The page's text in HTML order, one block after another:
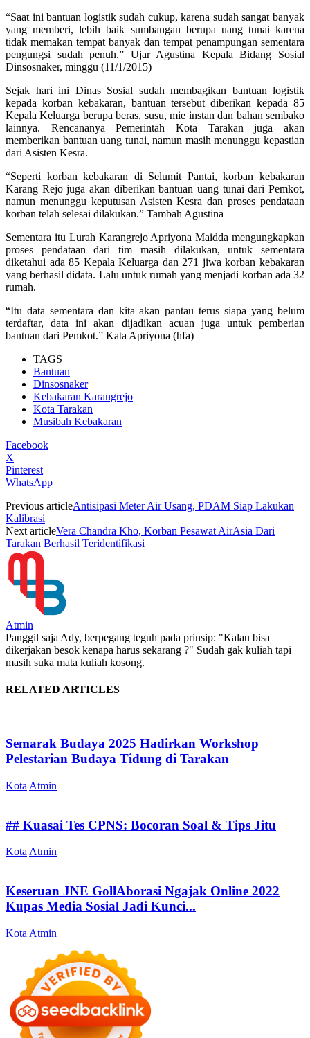
“Saat ini bantuan logistik sudah cukup, karena sudah sangat banyak
yang memberi, lebih baik sumbangan berupa uang tunai karena
tidak memakan tempat banyak dan tempat penampungan sementara
pengungsi sudah penuh.” Ujar Agustina Kepala Bidang Sosial
Dinsosnaker, minggu (11/1/2015)
Sejak hari ini Dinas Sosial sudah membagikan bantuan logistik
kepada korban kebakaran, bantuan tersebut diberikan kepada 85
Kepala Keluarga berupa beras, susu, mie instan dan bahan sembako
lainnya. Rencananya Pemerintah Kota Tarakan juga akan
memberikan bantuan uang tunai, namun masih menunggu kepastian
dari Asisten Kesra.
“Seperti korban kebakaran di Selumit Pantai, korban kebakaran
Karang Rejo juga akan diberikan bantuan uang tunai dari Pemkot,
namun menunggu keputusan Asisten Kesra dan proses pendataan
korban telah selesai dilakukan.” Tambah Agustina
Sementara itu Lurah Karangrejo Apriyona Maidda mengungkapkan
proses pendataan dari tim masih dilakukan, untuk sementara
diketahui ada 85 Kepala Keluarga dan 271 jiwa korban kebakaran
yang berhasil didata. Lalu untuk rumah yang menjadi korban ada 32
rumah.
“Itu data sementara dan kita akan pantau terus siapa yang belum
terdaftar, data ini akan dijadikan acuan juga untuk pemberian
bantuan dari Pemkot.” Kata Apriyona (hfa)
TAGS
Bantuan
Dinsosnaker
Kebakaran Karangrejo
Kota Tarakan
Musibah Kebakaran
Facebook
X
Pinterest
WhatsApp
Previous articleAntisipasi Meter Air Usang, PDAM Siap Lakukan
Kalibrasi
Next articleVera Chandra Kho, Korban Pesawat AirAsia Dari
Tarakan Berhasil Teridentifikasi
Atmin
Panggil saja Ady, berpegang teguh pada prinsip: "Kalau bisa
dikerjakan besok kenapa harus sekarang ?" Sudah gak kuliah tapi
masih suka mata kuliah kosong.
RELATED ARTICLES
Semarak Budaya 2025 Hadirkan Workshop
Pelestarian Budaya Tidung di Tarakan
Kota Atmin
## Kuasai Tes CPNS: Bocoran Soal & Tips Jitu
Kota Atmin
Keseruan JNE GollAborasi Ngajak Online 2022
Kupas Media Sosial Jadi Kunci...
Kota Atmin